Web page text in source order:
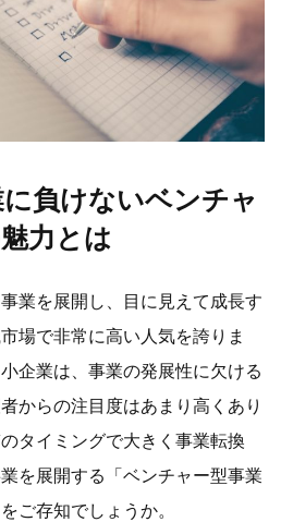
負けないベンチャ
力とは
業を展開し、目に見えて成長す
場で非常に高い人気を誇りま
企業は、事業の発展性に欠ける
からの注目度はあまり高くあり
タイミングで大きく事業転換
を展開する「ベンチャー型事業
ご存知でしょうか。